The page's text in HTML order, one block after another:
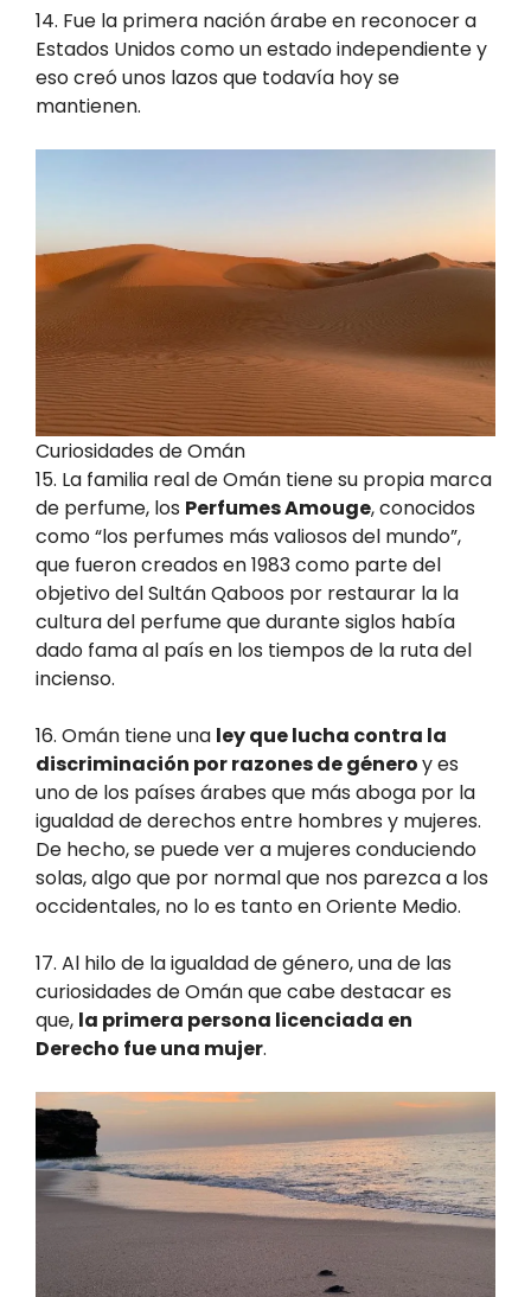
14. Fue la primera nación árabe en reconocer a
Estados Unidos como un estado independiente y
eso creó unos lazos que todavía hoy se
mantienen.
Curiosidades de Omán
15. La familia real de Omán tiene su propia marca
de perfume, los Perfumes Amouge, conocidos
como “los perfumes más valiosos del mundo”,
que fueron creados en 1983 como parte del
objetivo del Sultán Qaboos por restaurar la la
cultura del perfume que durante siglos había
dado fama al país en los tiempos de la ruta del
incienso.
16. Omán tiene una ley que lucha contra la
discriminación por razones de géneroy es
uno de los países árabes que más aboga por la
igualdad de derechos entre hombres y mujeres.
De hecho, se puede ver a mujeres conduciendo
solas, algo que por normal que nos parezca a los
occidentales, no lo es tanto en Oriente Medio.
17. Al hilo de la igualdad de género, una de las
curiosidades de Omán que cabe destacar es
que, la primera persona licenciada en
Derecho fue una mujer.